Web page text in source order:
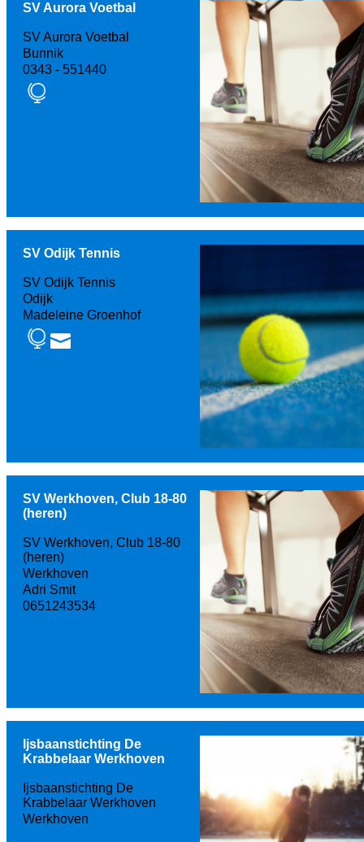
SV Aurora Voetbal
SV Aurora Voetbal
Bunnik
0343 - 551440
SV Odijk Tennis
SV Odijk Tennis
Odijk
Madeleine Groenhof
SV Werkhoven, Club 18-80
(heren)
SV Werkhoven, Club 18-80
(heren)
Werkhoven
Adri Smit
0651243534
Ijsbaanstichting De
Krabbelaar Werkhoven
Ijsbaanstichting De
Krabbelaar Werkhoven
Werkhoven